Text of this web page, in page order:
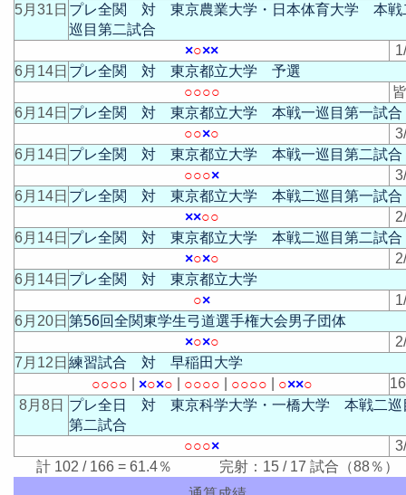
5月31日 プレ全関 対 東京農業大学・日本体育大学 本戦
巡目第二試合
×○××
6月14日 プレ全関 対 東京都立大学 予選
○○○○
6月14日 プレ全関 対 東京都立大学 本戦一巡目第一試合
○○×○
6月14日 プレ全関 対 東京都立大学 本戦一巡目第二試合
○○○×
6月14日 プレ全関 対 東京都立大学 本戦二巡目第一試合
××○○
6月14日 プレ全関 対 東京都立大学 本戦二巡目第二試合
×○×○
6月14日 プレ全関 対 東京都立大学
○×
6月20日 第56回全関東学生弓道選手権大会男子団体
×○×○
7月12日 練習試合 対 早稲田大学
○○○○ ×○×○ ○○○○ ○○○○ ○××○
8月8日 プレ全日 対 東京科学大学・一橋大学 本戦二巡
第二試合
○○○×
計 102 / 166 = 61.4％ 完射：15 / 17 試合（88％）